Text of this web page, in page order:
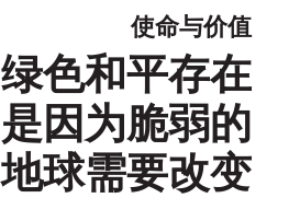
使命与价值
绿色和平存在
是因为脆弱的
地球需要改变